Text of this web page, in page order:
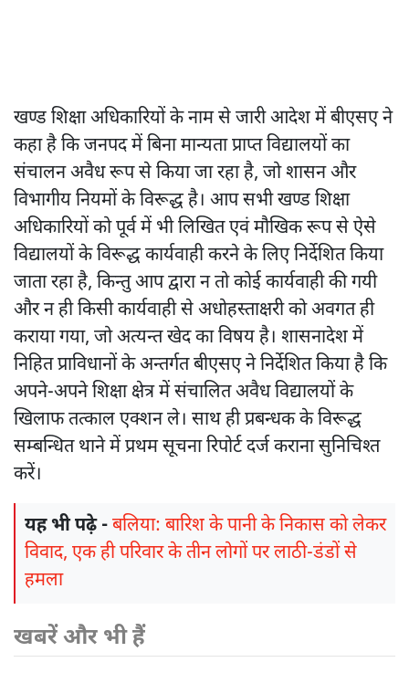
खण्‍ड शिक्षा अधिकारियों के नाम से जारी आदेश में बीएसए ने
कहा है कि जनपद में बिना मान्यता प्राप्त विद्यालयों का
संचालन अवैध रूप से किया जा रहा है, जो शासन और
विभागीय नियमों के विरूद्ध है। आप सभी खण्‍ड शिक्षा
अधिकारियों को पूर्व में भी लिखित एवं मौखिक रूप से ऐसे
विद्यालयों के विरूद्ध कार्यवाही करने के लिए निर्देशित किया
जाता रहा है, किन्तु आप द्वारा न तो कोई कार्यवाही की गयी
और न ही किसी कार्यवाही से अधोहस्ताक्षरी को अवगत ही
कराया गया, जो अत्यन्त खेद का विषय है। शासनादेश में
निहित प्राविधानों के अन्तर्गत बीएसए ने निर्देशित किया है कि
अपने-अपने शिक्षा क्षेत्र में संचालित अवैध विद्यालयों के
खिलाफ तत्काल एक्शन ले। साथ ही प्रबन्धक के विरूद्ध
सम्बन्धित थाने में प्रथम सूचना रिपोर्ट दर्ज कराना सुनिचिश्त
करें।
यह भी पढ़े -बलिया: बारिश के पानी के निकास को लेकर
विवाद, एक ही परिवार के तीन लोगों पर लाठी-डंडों से
हमला
खबरें और भी हैं